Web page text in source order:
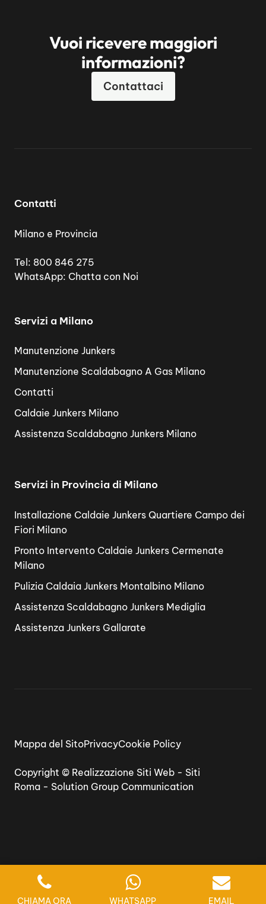
Vuoi ricevere maggiori
informazioni?
Contattaci
Contatti
Milano e Provincia
Tel: 800 846 275
WhatsApp: Chatta con Noi
Servizi a Milano
Manutenzione Junkers
Manutenzione Scaldabagno A Gas Milano
Contatti
Caldaie Junkers Milano
Assistenza Scaldabagno Junkers Milano
Servizi in Provincia di Milano
Installazione Caldaie Junkers Quartiere Campo dei
Fiori Milano
Pronto Intervento Caldaie Junkers Cermenate
Milano
Pulizia Caldaia Junkers Montalbino Milano
Assistenza Scaldabagno Junkers Mediglia
Assistenza Junkers Gallarate
Copyright © Realizzazione Siti Web - Siti
Roma - Solution Group Communication
Mappa del SitoPrivacyCookie Policy
CHIAMA ORA WHATSAPP EMAIL